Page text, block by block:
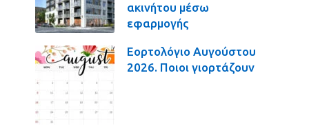
ακινήτου μέσω
εφαρμογής
Εορτολόγιο Αυγούστου
2026. Ποιοι γιορτάζουν